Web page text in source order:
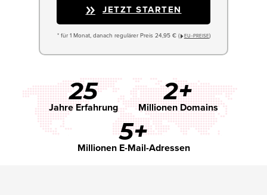
JETZT STARTEN
* für 1 Monat, danach regulärer Preis 24,95 € ( EU−PREISE)
25
Jahre Erfahrung
2+
Millionen Domains
5+
Millionen E-Mail-Adressen